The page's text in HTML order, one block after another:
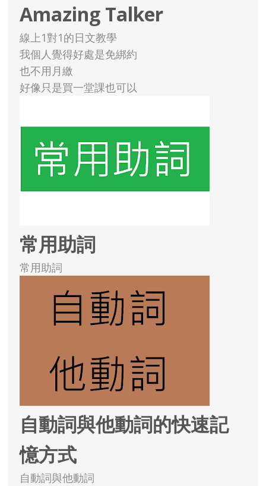
Amazing Talker
線上1對1的日文教學
我個人覺得好處是免綁約
也不用月繳
好像只是買一堂課也可以
常用助詞
常用助詞
自動詞與他動詞的快速記
憶方式
自動詞與他動詞